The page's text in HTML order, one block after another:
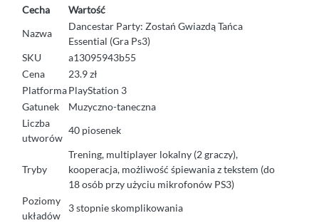
Cecha
Wartość
Nazwa
Dancestar Party: Zostań Gwiazdą Tańca
Essential (Gra Ps3)
SKU
a13095943b55
Cena
23.9 zł
PlatformaPlayStation 3
Gatunek
Muzyczno-taneczna
Liczba
utworów
40 piosenek
Tryby
Trening, multiplayer lokalny (2 graczy),
kooperacja, możliwość śpiewania z tekstem (do
18 osób przy użyciu mikrofonów PS3)
Poziomy
układów
3 stopnie skomplikowania